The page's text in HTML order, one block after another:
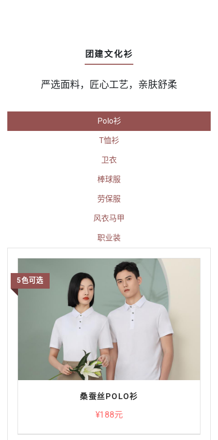
团建文化衫
严选面料，匠心工艺，亲肤舒柔
Polo衫
T恤衫
卫衣
棒球服
劳保服
风衣马甲
职业装
桑蚕丝POLO衫
¥188元
5色可选